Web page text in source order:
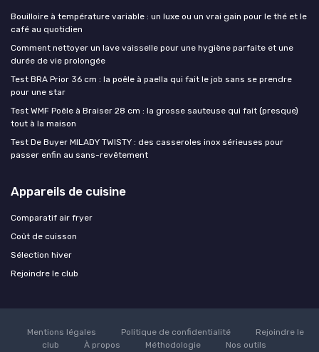
Bouilloire à température variable : un luxe ou un vrai gain pour le thé et le
café au quotidien
Comment nettoyer un lave vaisselle pour une hygiène parfaite et une
durée de vie prolongée
Test BRA Prior 36 cm : la poêle à paella qui fait le job sans se prendre
pour une star
Test WMF Poêle à Braiser 28 cm : la grosse sauteuse qui fait (presque)
tout à la maison
Test De Buyer MILADY TWISTY : des casseroles inox sérieuses pour
passer enfin au sans-revêtement
Appareils de cuisine
Comparatif air fryer
Coût de cuisson
Sélection hiver
Rejoindre le club
Mentions légales Politique de confidentialité
Rejoindre le
club
À propos Méthodologie
Nos outils